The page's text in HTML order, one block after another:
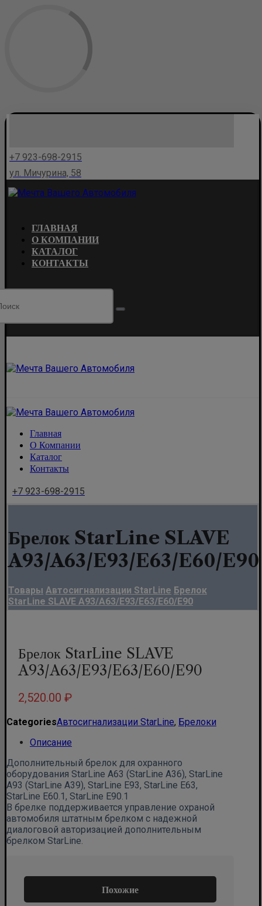
+7 923-698-2915
ул. Мичурина, 58
ГЛАВНАЯ
О КОМПАНИИ
КАТАЛОГ
КОНТАКТЫ
Главная
О Компании
Каталог
Контакты
+7 923-698-2915
Брелок StarLine SLAVE
A93/A63/E93/E63/E60/E90
Товары Автосигнализации StarLine Брелок
StarLine SLAVE A93/A63/E93/E63/E60/E90
Брелок StarLine SLAVE
A93/A63/E93/E63/E60/E90
2,520.00 ₽
CategoriesАвтосигнализации StarLine, Брелоки
Описание
Дополнительный брелок для охранного
оборудования StarLine A63 (StarLine A36), StarLine
A93 (StarLine A39), StarLine E93, StarLine E63,
StarLine E60.1, StarLine E90.1
В брелке поддерживается управление охраной
автомобиля штатным брелком с надежной
диалоговой авторизацией дополнительным
брелком StarLine.
Похожие